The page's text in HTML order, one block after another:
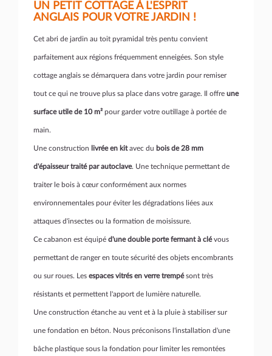
UN PETIT COTTAGE À L'ESPRIT
ANGLAIS POUR VOTRE JARDIN !
Cet abri de jardin au toit pyramidal très pentu convient
parfaitement aux régions fréquemment enneigées. Son style
cottage anglais se démarquera dans votre jardin pour remiser
tout ce qui ne trouve plus sa place dans votre garage. Il offre une
surface utile de 10 m² pour garder votre outillage à portée de
main.
Une construction livrée en kitavec du bois de 28 mm
d'épaisseur traité par autoclave. Une technique permettant de
traiter le bois à cœur conformément aux normes
environnementales pour éviter les dégradations liées aux
attaques d'insectes ou la formation de moisissure.
Ce cabanon est équipé d'une double porte fermant à clévous
permettant de ranger en toute sécurité des objets encombrants
ou sur roues. Les espaces vitrés en verre trempésont très
résistants et permettent l'apport de lumière naturelle.
Une construction étanche au vent et à la pluie à stabiliser sur
une fondation en béton. Nous préconisons l'installation d'une
bâche plastique sous la fondation pour limiter les remontées